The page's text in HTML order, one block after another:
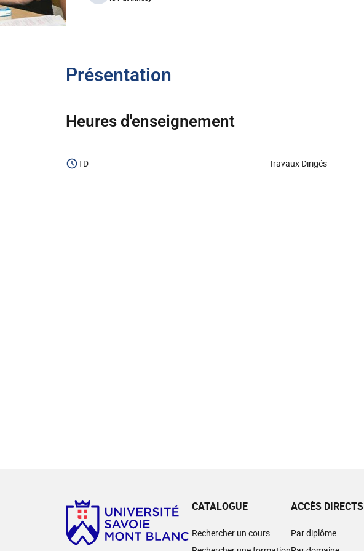
Présentation
Heures d'enseignement
TD Travaux Dirigés
CATALOGUE
Rechercher un cours
ACCÈS DIRECTS
Par diplôme